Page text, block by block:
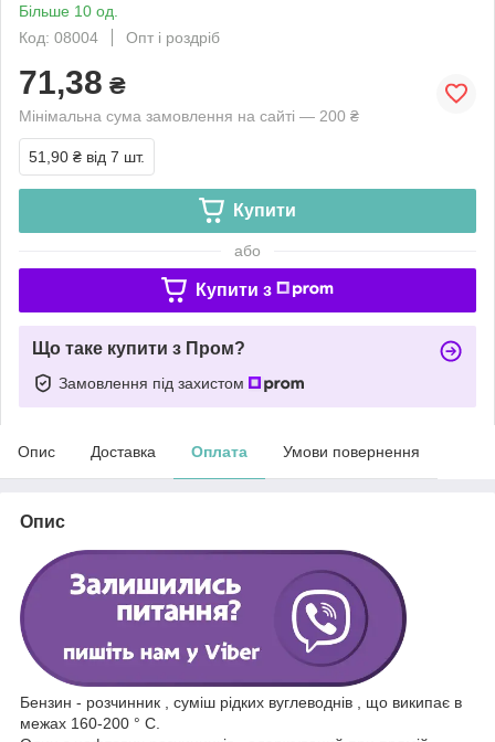
Більше 10 од.
Код: 08004
Опт і роздріб
71,38 ₴
Мінімальна сума замовлення на сайті — 200 ₴
51,90 ₴ від 7 шт.
Купити
або
Купити з
Що таке купити з Пром?
Замовлення під захистом
Опис Доставка Оплата Умови повернення
Опис
Бензин - розчинник , суміш рідких вуглеводнів , що википає в
межах 160-200 ° С.